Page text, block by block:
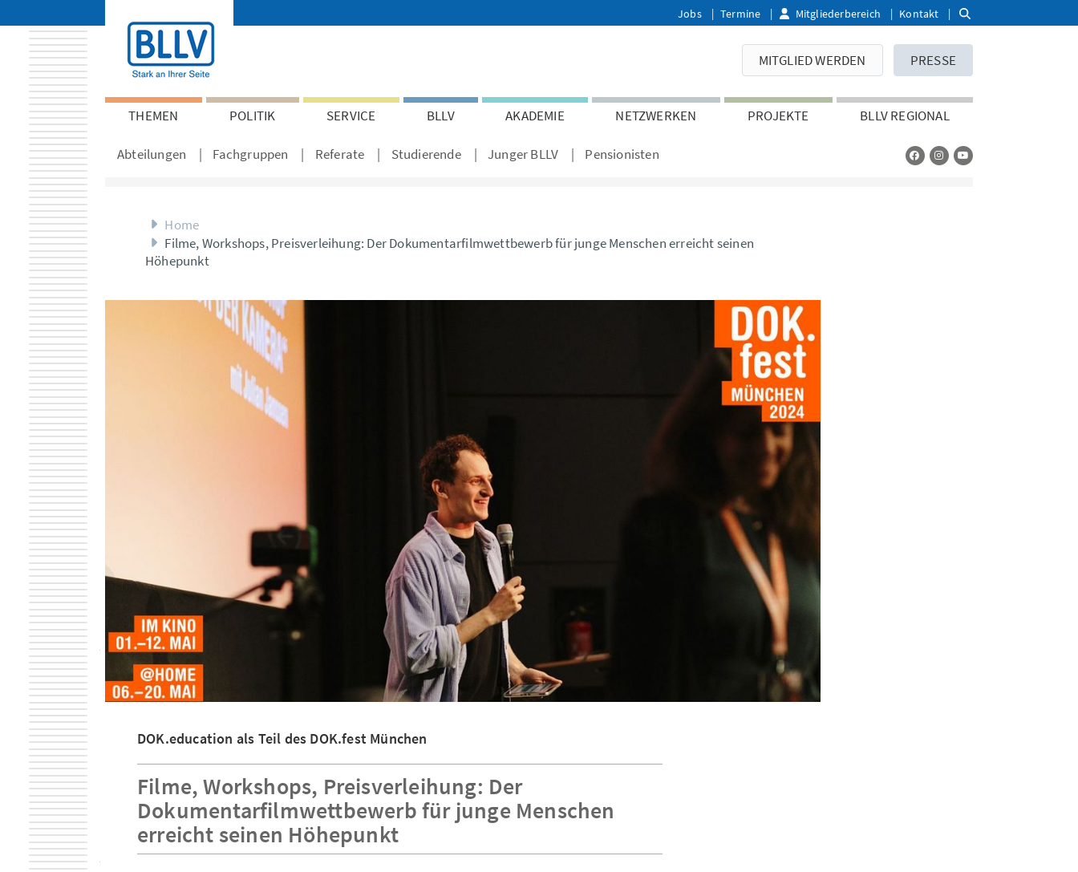
Jobs Termine Mitgliederbereich Kontakt
MITGLIED WERDEN PRESSE
THEMEN POLITIK SERVICE BLLV AKADEMIE NETZWERKEN PROJEKTE BLLV REGIONAL
Abteilungen Fachgruppen Referate Studierende Junger BLLV Pensionisten
Home
Filme, Workshops, Preisverleihung: Der Dokumentarfilmwettbewerb für junge Menschen erreicht seinen
Höhepunkt
DOK.education als Teil des DOK.fest München
Filme, Workshops, Preisverleihung: Der
Dokumentarfilmwettbewerb für junge Menschen
erreicht seinen Höhepunkt